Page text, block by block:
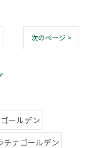
次のページ >
ールデン
チナゴールデン